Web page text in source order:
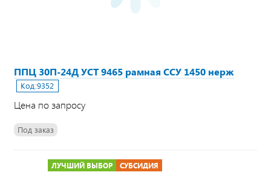
ППЦ 30П-24Д УСТ 9465 рамная ССУ 1450 нерж
Код:9352
Цена по запросу
Под заказ
ЛУЧШИЙ ВЫБОР СУБСИДИЯ